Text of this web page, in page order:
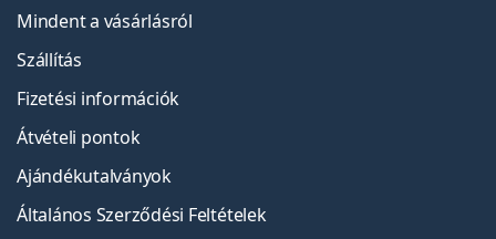
Mindent a vásárlásról
Szállítás
Fizetési információk
Átvételi pontok
Ajándékutalványok
Általános Szerződési Feltételek